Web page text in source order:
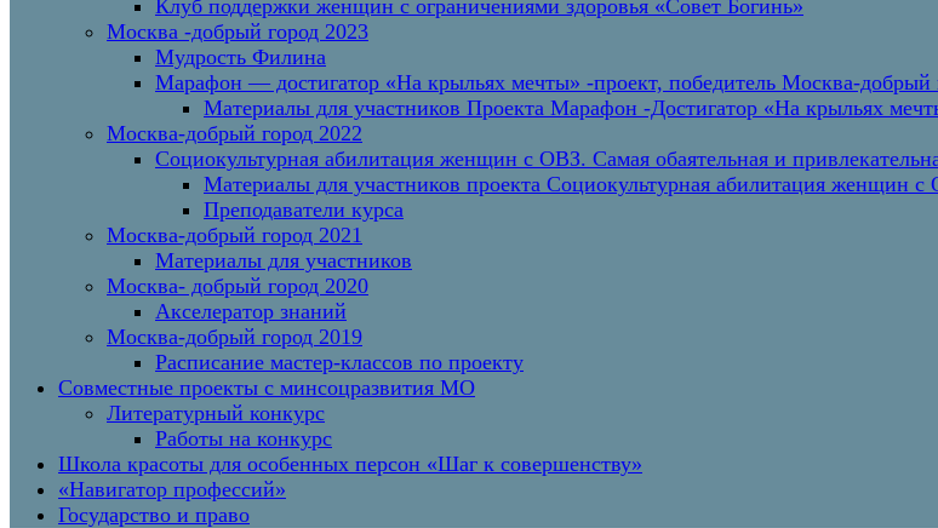
Клуб поддержки женщин с ограничениями здоровья «Совет Богинь»
Москва -добрый город 2023
Мудрость Филина
Марафон — достигатор «На крыльях мечты» -проект, победитель Москва-добрый
Материалы для участников Проекта Марафон -Достигатор «На крыльях
Москва-добрый город 2022
Социокультурная абилитация женщин с ОВЗ. Самая обаятельная и
Материалы для участников проекта Социокультурная абилитация женщин с
Преподаватели курса
Москва-добрый город 2021
Материалы для участников
Москва- добрый город 2020
Акселератор знаний
Москва-добрый город 2019
Расписание мастер-классов по проекту
Совместные проекты с минсоцразвития МО
Литературный конкурс
Работы на конкурс
Школа красоты для особенных персон «Шаг к совершенству»
«Навигатор профессий»
Государство и право